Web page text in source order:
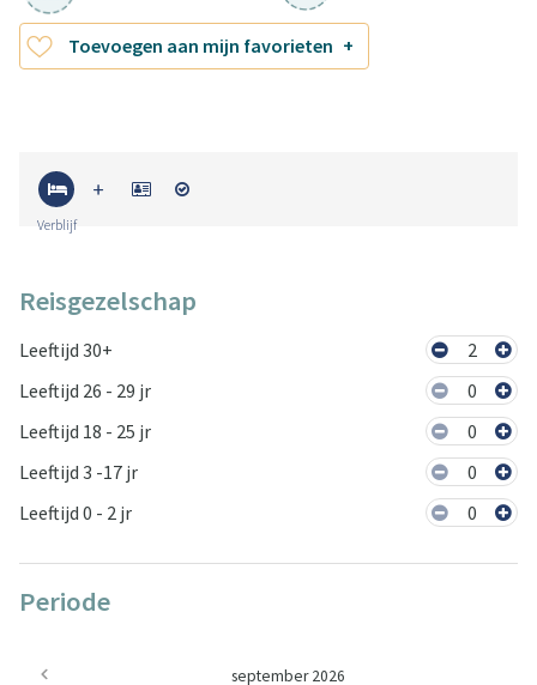
Toevoegen aan mijn favorieten
Verblijf
Reisgezelschap
Leeftijd 30+
2
Leeftijd 26 - 29 jr
0
Leeftijd 18 - 25 jr
0
Leeftijd 3 -17 jr
0
Leeftijd 0 - 2 jr
0
Periode
september 2026